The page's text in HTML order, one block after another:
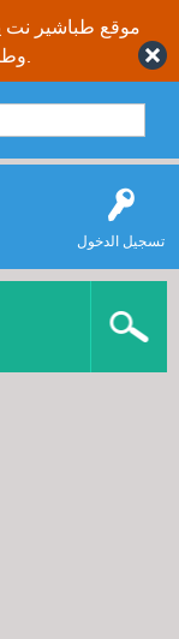
موقع طباشير نت
تسجيل الدخول